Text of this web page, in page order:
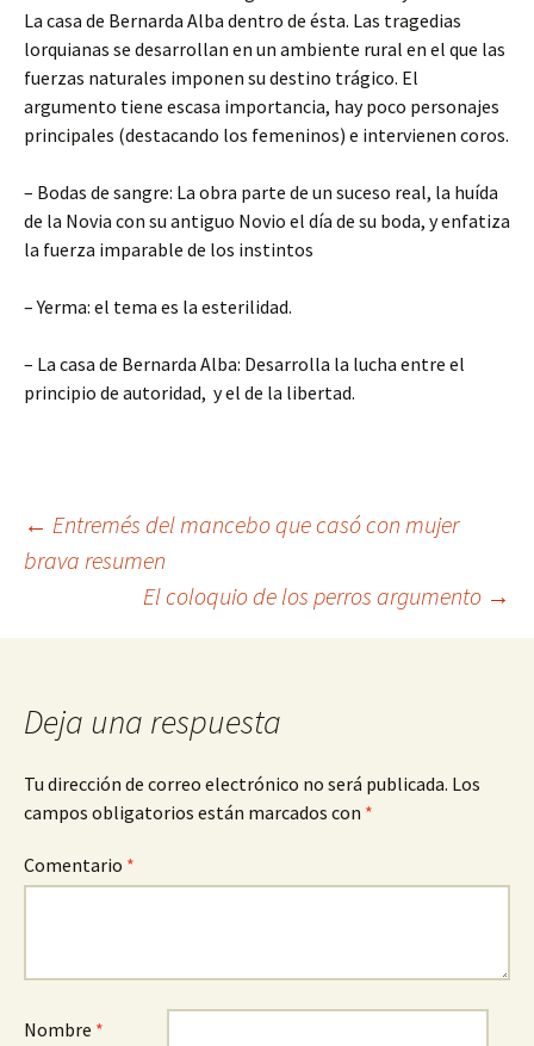
La casa de Bernarda Alba dentro de ésta. Las tragedias
lorquianas se desarrollan en un ambiente rural en el que las
fuerzas naturales imponen su destino trágico. El
argumento tiene escasa importancia, hay poco personajes
principales (destacando los femeninos) e intervienen coros.
– Bodas de sangre: La obra parte de un suceso real, la huída
de la Novia con su antiguo Novio el día de su boda, y enfatiza
la fuerza imparable de los instintos
– Yerma: el tema es la esterilidad.
– La casa de Bernarda Alba: Desarrolla la lucha entre el
principio de autoridad, y el de la libertad.
Navegación
← Entremés del mancebo que casó con mujer
brava resumen
El coloquio de los perros argumento →
Deja una respuesta
Tu dirección de correo electrónico no será publicada. Los
campos obligatorios están marcados con *
Comentario *
Nombre *